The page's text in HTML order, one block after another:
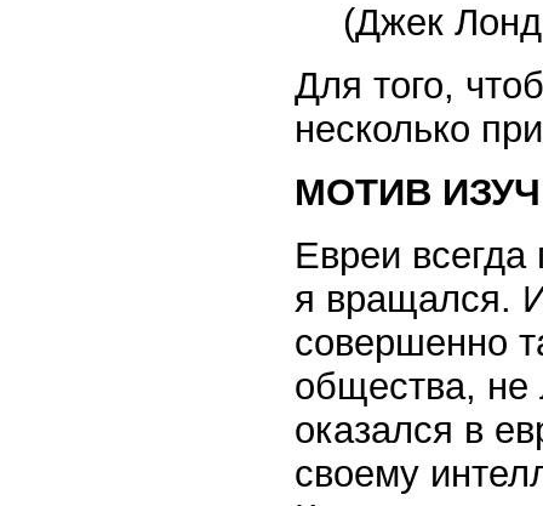
(Джек
Для того,
несколько
МОТИВ
Евреи всегда
я вращался.
совершенно
общества, не
оказался в
своему